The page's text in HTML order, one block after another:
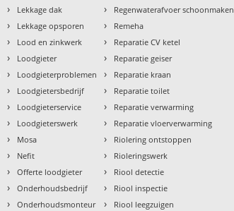
› Lekkage dak
› Lekkage opsporen
› Lood en zinkwerk
› Loodgieter
› Loodgieterproblemen
› Loodgietersbedrijf
› Loodgieterservice
› Loodgieterswerk
› Mosa
› Nefit
› Offerte loodgieter
› Onderhoudsbedrijf
› Onderhoudsmonteur
› Regenwaterafvoer schoonmaken
› Remeha
› Reparatie CV ketel
› Reparatie geiser
› Reparatie kraan
› Reparatie toilet
› Reparatie verwarming
› Reparatie vloerverwarming
› Riolering ontstoppen
› Rioleringswerk
› Riool detectie
› Riool inspectie
› Riool leegzuigen